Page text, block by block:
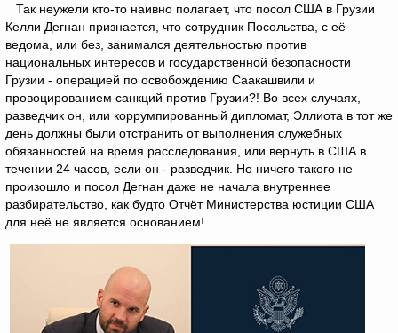
Так неужели кто-то наивно полагает, что посол США в Грузии
Келли Дегнан признается, что сотрудник Посольства, с её
ведома, или без, занимался деятельностью против
национальных интересов и государственной безопасности
Грузии - операцией по освобождению Саакашвили и
провоцированием санкций против Грузии?! Во всех случаях,
разведчик он, или коррумпированный дипломат, Эллиота в тот же
день должны были отстранить от выполнения служебных
обязанностей на время расследования, или вернуть в США в
течении 24 часов, если он - разведчик. Но ничего такого не
произошло и посол Дегнан даже не начала внутреннее
разбирательство, как будто Отчёт Министерства юстиции США
для неё не является основанием!